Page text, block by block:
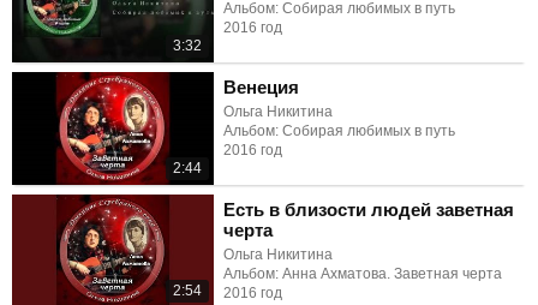
3:32
Альбом: Собирая любимых в путь
2016 год
2:44
Венеция
Ольга Никитина
Альбом: Собирая любимых в путь
2016 год
2:54
Есть в близости людей заветная
черта
Ольга Никитина
Альбом: Анна Ахматова. Заветная черта
2016 год